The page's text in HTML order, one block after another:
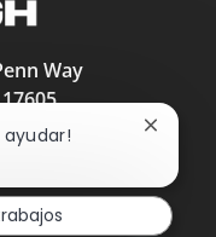
Way
ayudar!
Cerrar
de
chatbot